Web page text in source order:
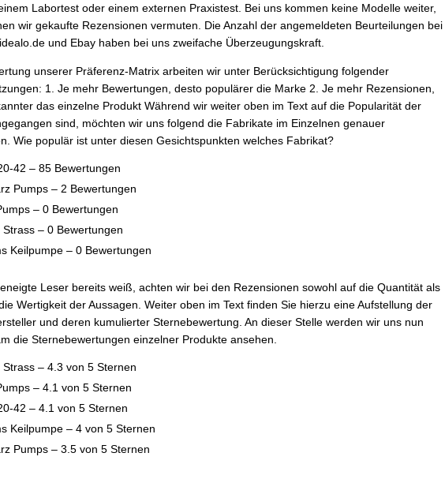
Labortest oder einem externen Praxistest. Bei uns kommen keine Modelle weiter,
wir gekaufte Rezensionen vermuten. Die Anzahl der angemeldeten Beurteilungen bei
und Ebay haben bei uns zweifache Überzeugungskraft.
unserer Präferenz-Matrix arbeiten wir unter Berücksichtigung folgender
1. Je mehr Bewertungen, desto populärer die Marke 2. Je mehr Rezensionen,
das einzelne Produkt Während wir weiter oben im Text auf die Popularität der
sind, möchten wir uns folgend die Fabrikate im Einzelnen genauer
Wie populär ist unter diesen Gesichtspunkten welches Fabrikat?
42 – 85 Bewertungen
Pumps – 2 Bewertungen
– 0 Bewertungen
Strass – 0 Bewertungen
Keilpumpe – 0 Bewertungen
Leser bereits weiß, achten wir bei den Rezensionen sowohl auf die Quantität als
Wertigkeit der Aussagen. Weiter oben im Text finden Sie hierzu eine Aufstellung der
und deren kumulierter Sternebewertung. An dieser Stelle werden wir uns nun
die Sternebewertungen einzelner Produkte ansehen.
Strass – 4.3 von 5 Sternen
– 4.1 von 5 Sternen
42 – 4.1 von 5 Sternen
Keilpumpe – 4 von 5 Sternen
Pumps – 3.5 von 5 Sternen